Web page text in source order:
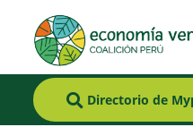
Directorio de